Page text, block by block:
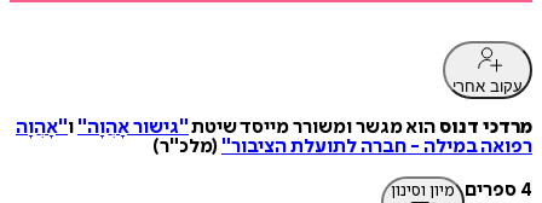
עקוב אחרי
מרדכי דנוס הוא מגשר ומשורר מייסד שיטת"גישור אָהֲוָה" ו"אָהֲוָה
רפואה במילה - חברה לתועלת הציבור" (מלכ"ר)
4 ספרים
מיון וסינון